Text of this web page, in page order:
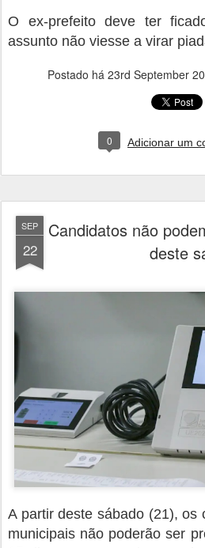
O ex-prefeito deve ter
assunto não viesse a virar
Postado há 23rd September
0 Adicionar um
SEP
22
Candidatos não
deste
A partir deste sábado (21), os
municipais não poderão ser